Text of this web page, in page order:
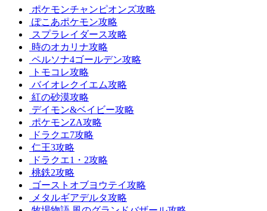
ポケモンチャンピオンズ攻略
ぽこあポケモン攻略
スプラレイダース攻略
時のオカリナ攻略
ペルソナ4ゴールデン攻略
トモコレ攻略
バイオレクイエム攻略
紅の砂漠攻略
デイモン&ベイビー攻略
ポケモンZA攻略
ドラクエ7攻略
仁王3攻略
ドラクエ1・2攻略
桃鉄2攻略
ゴーストオブヨウテイ攻略
メタルギアデルタ攻略